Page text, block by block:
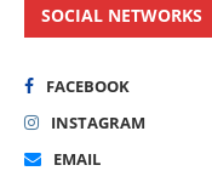
SOCIAL NETWORKS
FACEBOOK
INSTAGRAM
EMAIL